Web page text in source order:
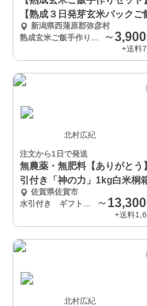
【熟成３日発芽玄米パックご
セット
新潟県西蒲原郡弥彦村
〜 3,900
+送料
北村広紀
注文から1日で発送
無農薬・無肥料【ありがとう
引付き「神の力」1kg白米桐
呂敷（梅の絆）
佐賀県佐賀市
〜 13,300
+送料
北村広紀